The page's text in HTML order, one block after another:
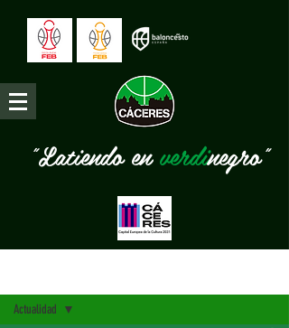
"Latiendo enverdinegro"
Actualidad